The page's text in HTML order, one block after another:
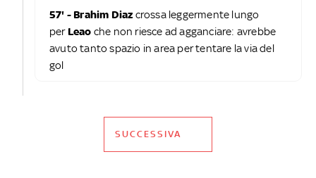
57' - Brahim Diaz crossa leggermente lungo
per Leao che non riesce ad agganciare: avrebbe
avuto tanto spazio in area per tentare la via del
gol
SUCCESSIVA